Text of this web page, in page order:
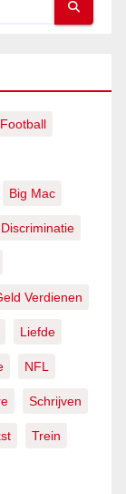
Big Mac
Discriminatie
Verdienen
Liefde
NFL
Schrijven
Trein